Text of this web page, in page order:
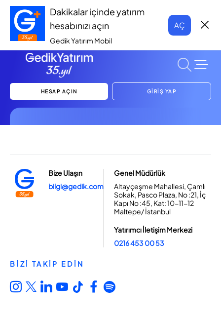
Dakikalar içinde yatırım
hesabınızı açın
Gedik Yatırım Mobil
AÇ
HESAP AÇIN GİRİŞ YAP
Bize Ulaşın
bilgi@gedik.com
Genel Müdürlük
Altayçeşme Mahallesi, Çamlı
Sokak, Pasco Plaza, No :21, İç
Kapı No :45, Kat: 10-11-12
Maltepe/ İstanbul
Yatırımcı İletişim Merkezi
0216 453 00 53
BİZİ TAKİP EDİN